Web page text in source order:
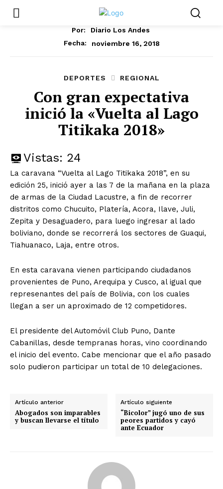
Por:
Diario Los Andes
Fecha:
noviembre 16, 2018
DEPORTES REGIONAL
Con gran expectativa
inició la «Vuelta al Lago
Titikaka 2018»
Vistas: 24
La caravana “Vuelta al Lago Titikaka 2018”, en su
edición 25, inició ayer a las 7 de la mañana en la plaza
de armas de la Ciudad Lacustre, a fin de recorrer
distritos como Chucuito, Platería, Acora, Ilave, Juli,
Zepita y Desaguadero, para luego ingresar al lado
boliviano, donde se recorrerá los sectores de Guaqui,
Tiahuanaco, Laja, entre otros.
En esta caravana vienen participando ciudadanos
provenientes de Puno, Arequipa y Cusco, al igual que
represenantes del país de Bolivia, con los cuales
llegan a ser un aproximado de 12 competidores.
El presidente del Automóvil Club Puno, Dante
Cabanillas, desde tempranas horas, vino coordinando
el inicio del evento. Cabe mencionar que el año pasado
solo pudieron participar un total de 10 delegaciones.
Artículo anterior
Abogados son imparables
y buscan llevarse el título
Artículo siguiente
“Bicolor” jugó uno de sus
peores partidos y cayó
ante Ecuador